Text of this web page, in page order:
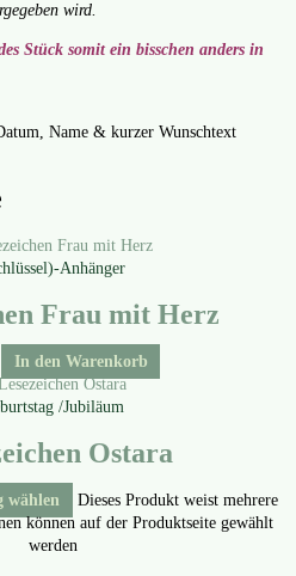
wird.
Stück somit ein biss­chen anders in
Name & kurzer Wunschtext
Anhänger
Frau mit Herz
In den Warenkorb
/Jubiläum
Ostara
wählen
Dieses Produkt weist mehrere
können auf der Produktseite gewählt
werden